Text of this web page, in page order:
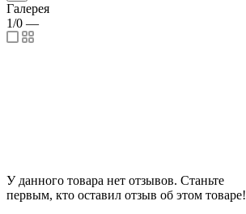
Галерея
1/0 —
У данного товара нет отзывов. Станьте
первым, кто оставил отзыв об этом товаре!